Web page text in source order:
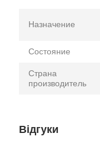
Назначение
Состояние
Страна
производитель
Відгуки